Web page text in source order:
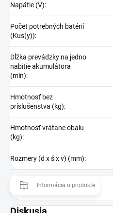
Napätie (V):
Počet potrebných batérií
(Kus(y)):
Dĺžka prevádzky na jedno
nabitie akumulátora
(min):
Hmotnosť bez
príslušenstva (kg):
Hmotnosť vrátane obalu
(kg):
Rozmery (d x š x v) (mm):
Informácia o produkte